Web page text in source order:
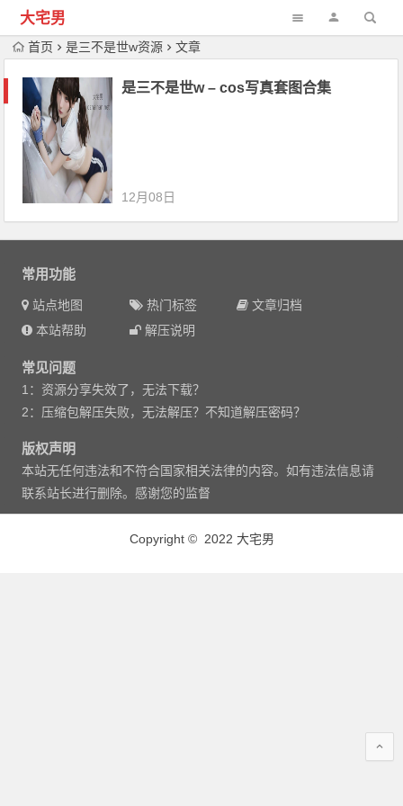
大宅男
首页 是三不是世w资源 文章
是三不是世w – cos写真套图合集
12月08日
常用功能
站点地图 热门标签
文章归档
本站帮助
解压说明
常见问题
1：资源分享失效了，无法下载？
2：压缩包解压失败，无法解压？不知道解压密码？
版权声明
本站无任何违法和不符合国家相关法律的内容。如有违法信息请
联系站长进行删除。感谢您的监督
Copyright © 2022 大宅男